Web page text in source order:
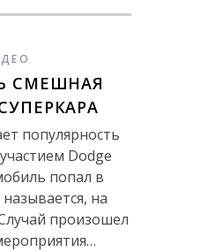
СМЕШНАЯ
популярность
Dodge
попал в
на
произошел